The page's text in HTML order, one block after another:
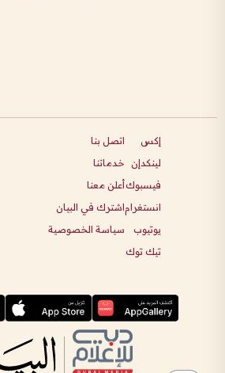
إكس
لينكدإن
فيسبوك
انستغرام
يوتيوب
تيك توك
اتصل بنا
خدماتنا
أعلن معنا
اشترك في البيان
سياسة الخصوصية